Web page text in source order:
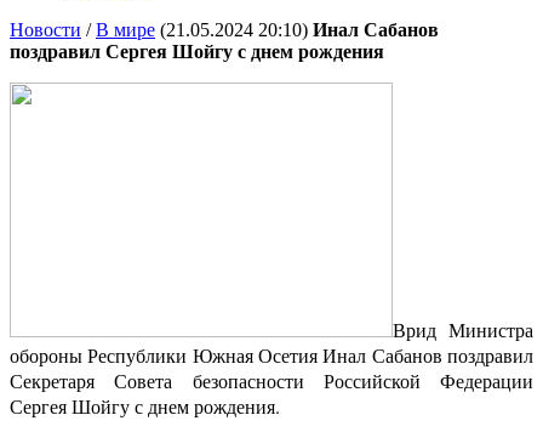
Новости /В мире (21.05.2024 20:10) Инал Сабанов
поздравил Сергея Шойгу с днем рождения
Врид Министра
обороны Республики Южная Осетия Инал Сабанов поздравил
Секретаря Совета безопасности Российской Федерации
Сергея Шойгу с днем рождения.